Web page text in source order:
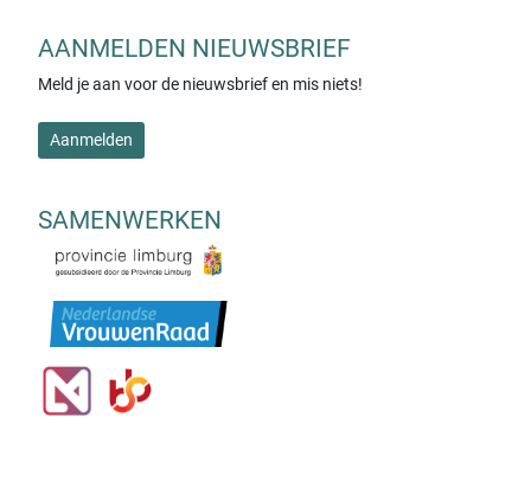
AANMELDEN NIEUWSBRIEF
Meld je aan voor de nieuwsbrief en mis niets!
Aanmelden
SAMENWERKEN